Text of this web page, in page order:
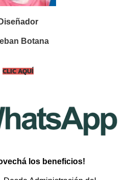
Diseñador
Botana
CLIC AQUÍ
los beneficios!